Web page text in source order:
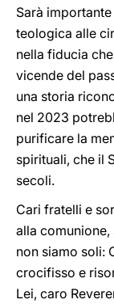
Sarà
teologica alle
nella fiducia
vicende del
una storia
nel 2023
purificare la
spirituali, che il
secoli.
Cari fratelli e
alla comunione,
non siamo soli:
crocifisso e
Lei, caro